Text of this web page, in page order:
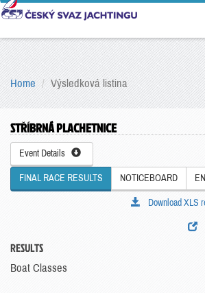
Home Výsledková listina
STŘÍBRNÁ PLACHETNICE
Event Details
FINAL RACE RESULTS NOTICEBOARD
Download XLS
RESULTS
Boat Classes